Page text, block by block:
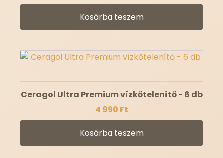
Kosárba teszem
Ceragol Ultra Premium vízkőtelenítő - 6 db
4 990 Ft
Kosárba teszem